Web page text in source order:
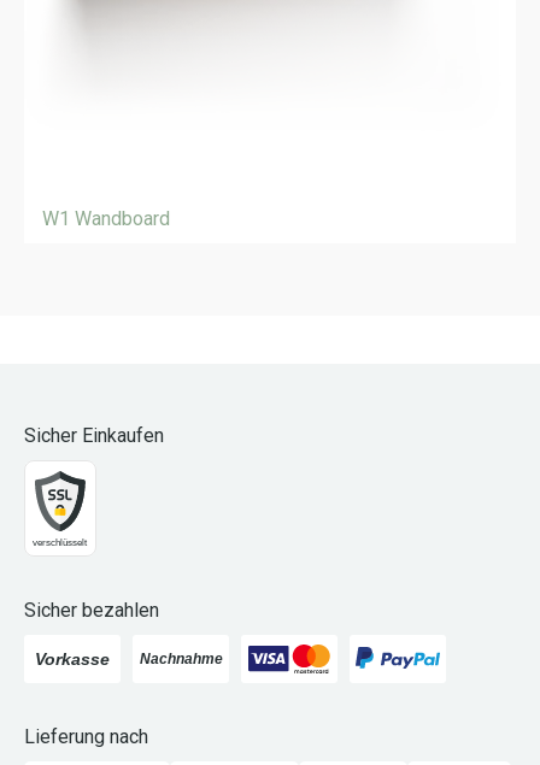
W1 Wandboard
Sicher Einkaufen
Sicher bezahlen
Lieferung nach